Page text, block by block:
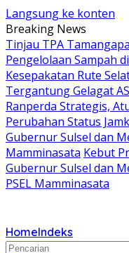
Langsung ke konten
Breaking News
Tinjau TPA
Pengelolaan Sampah
Kesepakatan Rute
Tergantung Gelagat AS
Ranperda Strategis,
Perubahan Status
Gubernur Sulsel dan
Mamminasata Kebut
Gubernur Sulsel dan
PSEL Mamminasata
HomeIndeks